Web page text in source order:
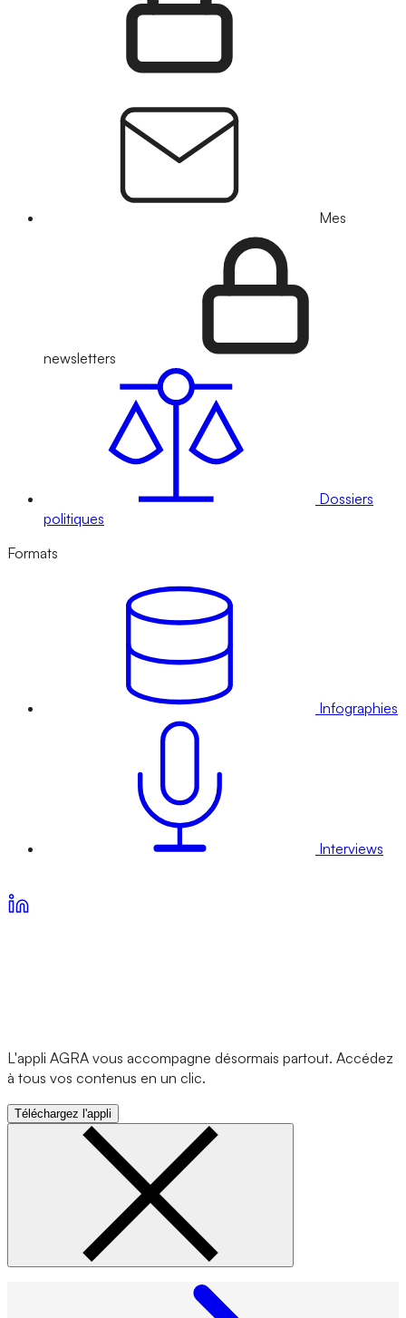
Mes
newsletters
Dossiers
politiques
Formats
Infographies
Interviews
L'appli AGRA vous accompagne désormais partout. Accédez
à tous vos contenus en un clic.
Téléchargez l'appli